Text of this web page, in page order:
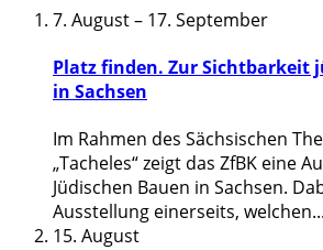
7. August– 17. September
Platz finden. Zur Sichtbarkeit
in Sachsen
Im Rahmen des Sächsischen
„Tacheles“ zeigt das ZfBK eine
Jüdischen Bauen in Sachsen.
Ausstellung einerseits, welchen...
15. August